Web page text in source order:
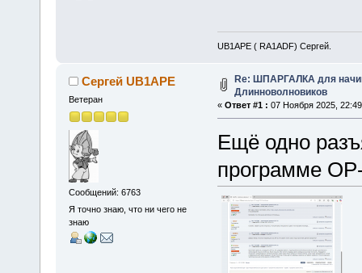
UB1APE ( RA1ADF) Сергей.
Сергей UB1APE
Ветеран
Сообщений: 6763
Я точно знаю, что ни чего не
знаю
Re: ШПАРГАЛКА для
Длинноволновиков
« Ответ #1 : 07 Ноября 2025,
Ещё одно
программе